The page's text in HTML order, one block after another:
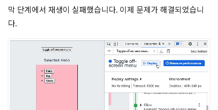
막 단계에서 재생이 실패했습니다. 이제 문제가 해결되었습니
다.